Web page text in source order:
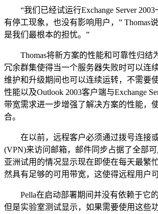
“我们已经试运行Exchange Server 2003
有停工现象，也没有影响用户，” Thomas
是我们最根本的担忧。”
Thomas将新方案的性能和可靠性归结
冗余群集使得当一个服务器失败时可以连
维护和升级期间也可以连续运转，不需要
性能以及Outlook 2003客户端与Exchange
带宽需求进一步增强了解决方案的性能，
合。
在以前，远程客户必须通过拨号连接或
(VPN)来访问邮箱，邮件同步占据了全部
亚洲试用的情况显示现在即使在每天最繁
然具有足够的可用带宽，这使得远程用户
Pella在启动部署期间并没有依赖于它的
但是实验室测试显示，如果需要使用这些